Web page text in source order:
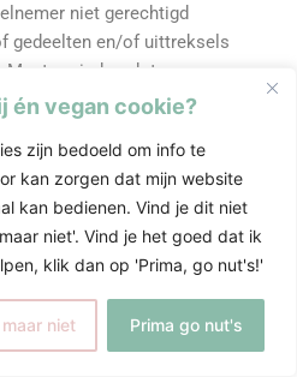
én vegan cookie?
zijn bedoeld om info te
kan zorgen dat mijn website
kan bedienen. Vind je dit niet
niet'. Vind je het goed dat ik
klik dan op 'Prima, go nut's!'
niet Prima go nut's
niet gerechtigd
gedeelten en/of uittreksels
Mastermindweek te
of, op welke wijze dan
is gerechtigd om periodiek te
factureert in
weken.
dient binnen 14